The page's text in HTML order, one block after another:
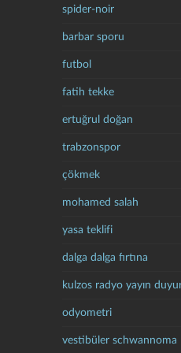
spider-noir
barbar sporu
futbol
fatih tekke
ertuğrul doğan
trabzonspor
çökmek
mohamed salah
yasa teklifi
dalga dalga fırtına
kulzos radyo yayın
odyometri
vestibüler schwannoma